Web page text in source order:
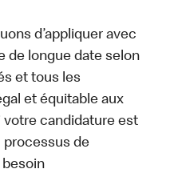
d’appliquer avec
de longue date selon
et tous les
et équitable aux
candidature est
processus de